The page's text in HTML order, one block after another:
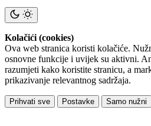
Kolačići (cookies)
Ova web stranica koristi kolačiće.
osnovne funkcije i uvijek su aktivni.
razumjeti kako koristite stranicu, a
prikazivanje relevantnog sadržaja.
Prihvati sve Postavke Samo nužni